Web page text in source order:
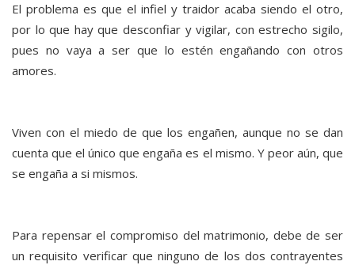
El problema es que el infiel y traidor acaba siendo el otro,
por lo que hay que desconfiar y vigilar, con estrecho sigilo,
pues no vaya a ser que lo estén engañando con otros
amores.
Viven con el miedo de que los engañen, aunque no se dan
cuenta que el único que engaña es el mismo. Y peor aún, que
se engaña a si mismos.
Para repensar el compromiso del matrimonio, debe de ser
un requisito verificar que ninguno de los dos contrayentes